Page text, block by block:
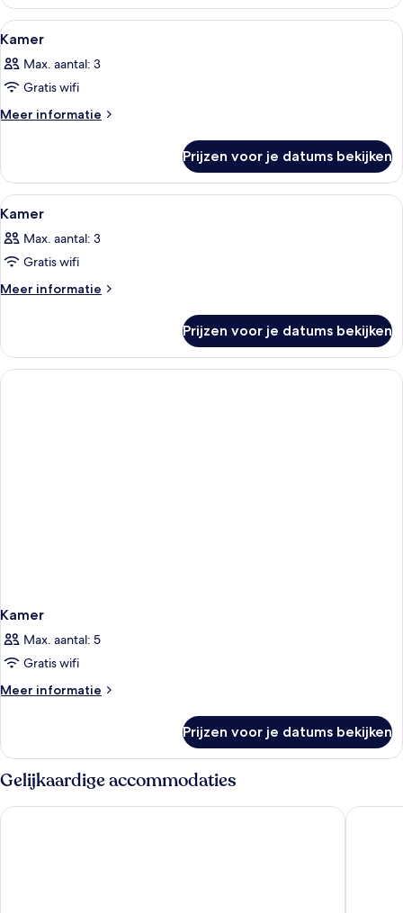
op
haven
Alle
foto's
voor
Kamer
laden
Een moderne hotelkamer met een
13
Kamer
Max. aantal: 3
Gratis wifi
Meer informatie
Meer
Prijzen voor je datums bekijken
Alle
foto's
voor
Kamer
laden
Hotelkamer met een groot bed, een
15
Kamer
Max. aantal: 3
Gratis wifi
Meer informatie
Meer
Prijzen voor je datums bekijken
Kamer
Max. aantal: 5
Gratis wifi
Meer informatie
Meer
Prijzen voor je datums bekijken
Gelijkaardige accommodaties
Island Shangri-La, Hong Kong Four